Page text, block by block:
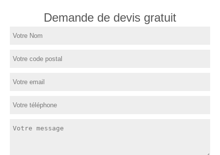
Demande de devis gratuit